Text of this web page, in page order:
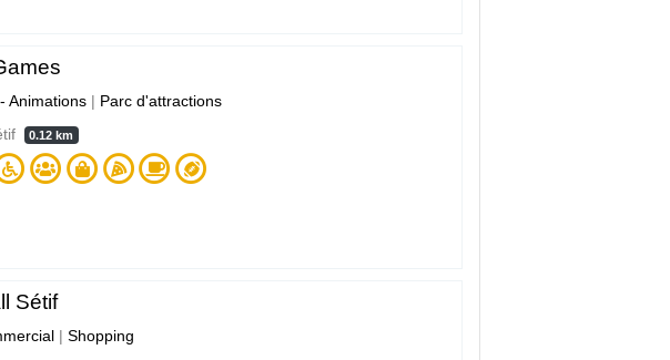
Animations| Parc d'attractions
0.12 km
Sétif
| Shopping